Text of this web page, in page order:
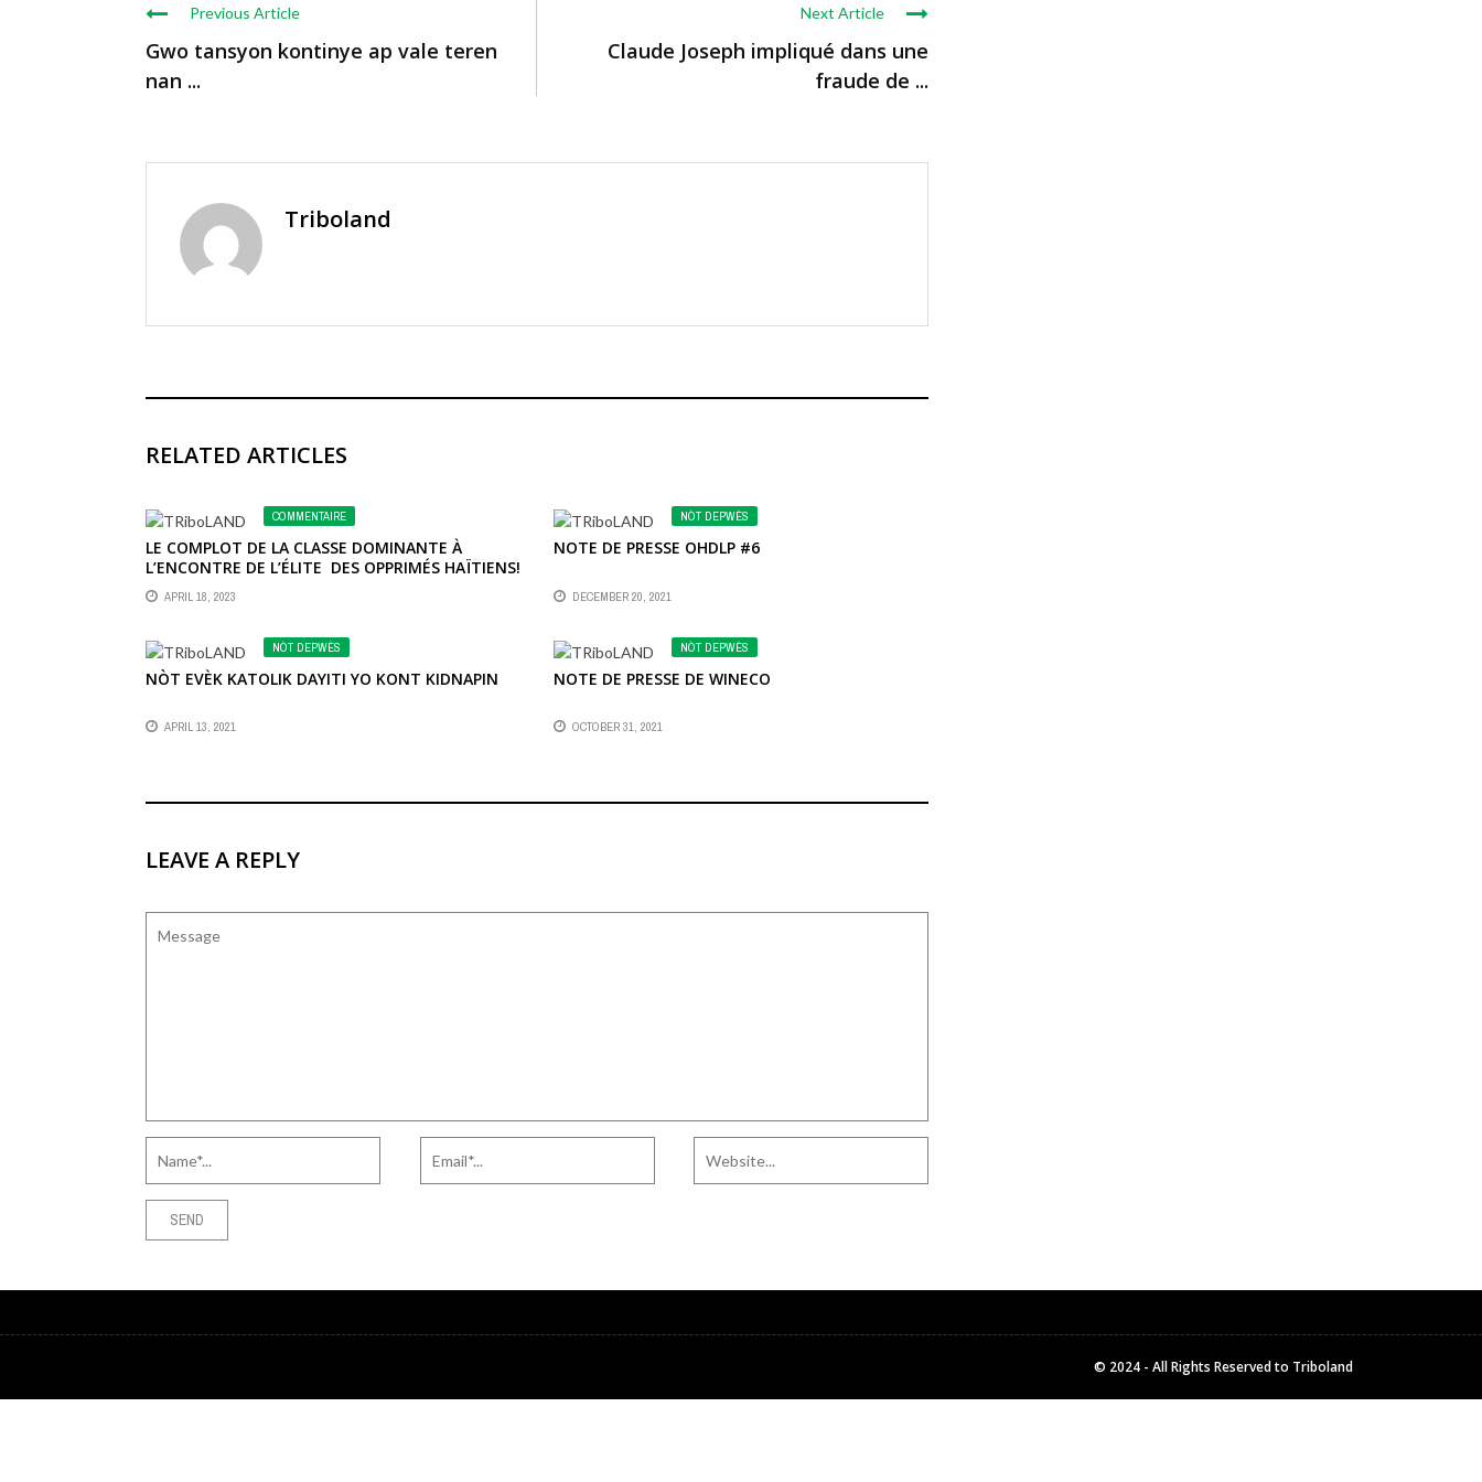
Previous Article
Gwo tansyon kontinye ap vale teren
nan ...
Next Article
Claude Joseph impliqué dans une
fraude de ...
Triboland
RELATED ARTICLES
COMMENTAIRE
LE COMPLOT DE LA CLASSE DOMINANTE À
L’ENCONTRE DE L’ÉLITE DES OPPRIMÉS HAÏTIENS!
APRIL 18, 2023
NÒT DEPWÈS
NOTE DE PRESSE OHDLP #6
DECEMBER 20, 2021
NÒT DEPWÈS
NÒT EVÈK KATOLIK DAYITI YO KONT KIDNAPIN
APRIL 13, 2021
NÒT DEPWÈS
NOTE DE PRESSE DE WINECO
OCTOBER 31, 2021
LEAVE A REPLY
© 2024 - All Rights Reserved to Triboland